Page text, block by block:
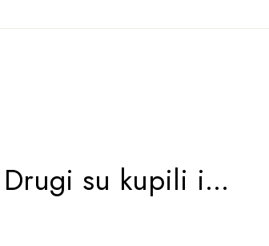
Drugi su kupili i...